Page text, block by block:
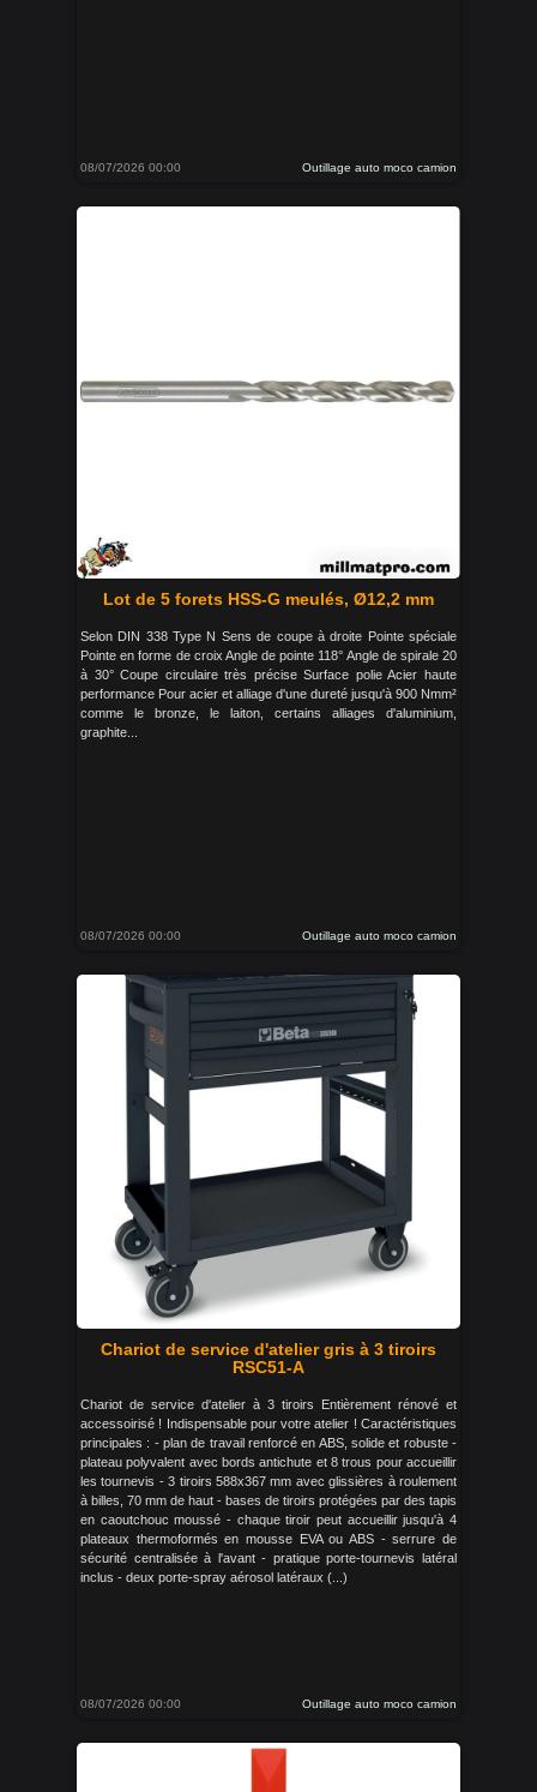
08/07/2026 00:00 Outillage auto moco camion
Lot de 5 forets HSS-G meulés, Ø12,2 mm
Selon DIN 338 Type N Sens de coupe à droite Pointe spéciale
Pointe en forme de croix Angle de pointe 118° Angle de spirale 20
à 30° Coupe circulaire très précise Surface polie Acier haute
performance Pour acier et alliage d'une dureté jusqu'à 900 Nmm²
comme le bronze, le laiton, certains alliages d'aluminium,
graphite...
08/07/2026 00:00 Outillage auto moco camion
Chariot de service d'atelier gris à 3 tiroirs
RSC51-A
Chariot de service d'atelier à 3 tiroirs Entièrement rénové et
accessoirisé ! Indispensable pour votre atelier ! Caractéristiques
principales : - plan de travail renforcé en ABS, solide et robuste -
plateau polyvalent avec bords antichute et 8 trous pour accueillir
les tournevis - 3 tiroirs 588x367 mm avec glissières à roulement
à billes, 70 mm de haut - bases de tiroirs protégées par des tapis
en caoutchouc moussé - chaque tiroir peut accueillir jusqu'à 4
plateaux thermoformés en mousse EVA ou ABS - serrure de
sécurité centralisée à l'avant - pratique porte-tournevis latéral
inclus - deux porte-spray aérosol latéraux (...)
08/07/2026 00:00 Outillage auto moco camion